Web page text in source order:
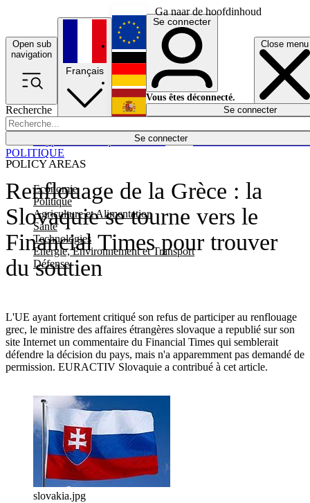
Ga naar de hoofdinhoud
Open sub
navigation
Close menu
Recherche
Se connecter
POLICY AREAS
Economie
Politique
Agriculture et Alimentation
Santé
Technologies
Energie, Environnement et Transport
Défense
Économie
Français
English
Deutsch
Español
Se connecter
Vous êtes déconnecté.
Se connecter
Renflouage de la Grèce : la
Slovaquie se tourne vers le
Financial Times pour trouver
du soutien
L'UE ayant fortement critiqué son refus de participer au renflouage
grec, le ministre des affaires étrangères slovaque a republié sur son
site Internet un commentaire du Financial Times qui semblerait
défendre la décision du pays, mais n'a apparemment pas demandé de
permission. EURACTIV Slovaquie a contribué à cet article.
POLITIQUE
slovakia.jpg